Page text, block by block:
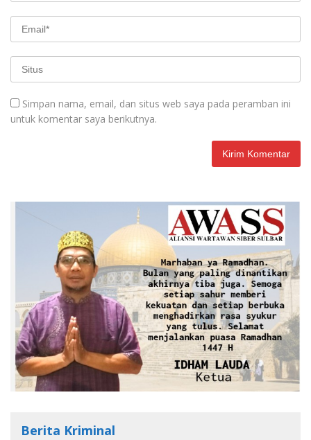
Simpan nama, email, dan situs web saya pada peramban ini
untuk komentar saya berikutnya.
Berita Kriminal